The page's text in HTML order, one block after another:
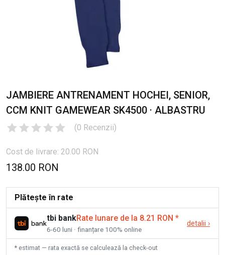
JAMBIERE ANTRENAMENT HOCHEI, SENIOR,
CCM KNIT GAMEWEAR SK4500 · ALBASTRU
(0 Recenzii)
Cost de livrare: 20.00 RON
138.00 RON
Plătește în rate
tbi bankRate lunare de la 8.21 RON *
6-60 luni · finanțare 100% online
detalii ›
* estimat — rata exactă se calculează la check-out